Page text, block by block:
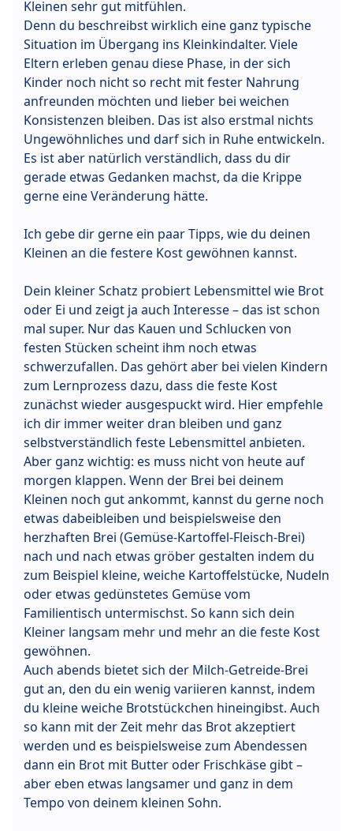
Kleinen sehr gut mitfühlen.
Denn du beschreibst wirklich eine ganz typische
Situation im Übergang ins Kleinkindalter. Viele
Eltern erleben genau diese Phase, in der sich
Kinder noch nicht so recht mit fester Nahrung
anfreunden möchten und lieber bei weichen
Konsistenzen bleiben. Das ist also erstmal nichts
Ungewöhnliches und darf sich in Ruhe entwickeln.
Es ist aber natürlich verständlich, dass du dir
gerade etwas Gedanken machst, da die Krippe
gerne eine Veränderung hätte.
Ich gebe dir gerne ein paar Tipps, wie du deinen
Kleinen an die festere Kost gewöhnen kannst.
Dein kleiner Schatz probiert Lebensmittel wie Brot
oder Ei und zeigt ja auch Interesse – das ist schon
mal super. Nur das Kauen und Schlucken von
festen Stücken scheint ihm noch etwas
schwerzufallen. Das gehört aber bei vielen Kindern
zum Lernprozess dazu, dass die feste Kost
zunächst wieder ausgespuckt wird. Hier empfehle
ich dir immer weiter dran bleiben und ganz
selbstverständlich feste Lebensmittel anbieten.
Aber ganz wichtig: es muss nicht von heute auf
morgen klappen. Wenn der Brei bei deinem
Kleinen noch gut ankommt, kannst du gerne noch
etwas dabeibleiben und beispielsweise den
herzhaften Brei (Gemüse-Kartoffel-Fleisch-Brei)
nach und nach etwas gröber gestalten indem du
zum Beispiel kleine, weiche Kartoffelstücke, Nudeln
oder etwas gedünstetes Gemüse vom
Familientisch untermischst. So kann sich dein
Kleiner langsam mehr und mehr an die feste Kost
gewöhnen.
Auch abends bietet sich der Milch-Getreide-Brei
gut an, den du ein wenig variieren kannst, indem
du kleine weiche Brotstückchen hineingibst. Auch
so kann mit der Zeit mehr das Brot akzeptiert
werden und es beispielsweise zum Abendessen
dann ein Brot mit Butter oder Frischkäse gibt –
aber eben etwas langsamer und ganz in dem
Tempo von deinem kleinen Sohn.